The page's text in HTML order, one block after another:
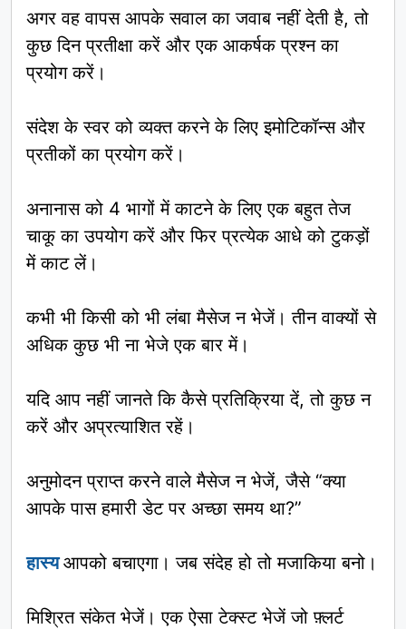
अगर वह वापस आपके सवाल का जवाब नहीं देती है, तो
कुछ दिन प्रतीक्षा करें और एक आकर्षक प्रश्न का
प्रयोग करें।
संदेश के स्वर को व्यक्त करने के लिए इमोटिकॉन्स और
प्रतीकों का प्रयोग करें।
अनानास को 4 भागों में काटने के लिए एक बहुत तेज
चाकू का उपयोग करें और फिर प्रत्येक आधे को टुकड़ों
में काट लें।
कभी भी किसी को भी लंबा मैसेज न भेजें। तीन वाक्यों से
अधिक कुछ भी ना भेजे एक बार में।
यदि आप नहीं जानते कि कैसे प्रतिक्रिया दें, तो कुछ न
करें और अप्रत्याशित रहें।
अनुमोदन प्राप्त करने वाले मैसेज न भेजें, जैसे “क्या
आपके पास हमारी डेट पर अच्छा समय था?”
हास्यआपको बचाएगा। जब संदेह हो तो मजाकिया बनो।
मिश्रित संकेत भेजें। एक ऐसा टेक्स्ट भेजें जो फ़्लर्ट